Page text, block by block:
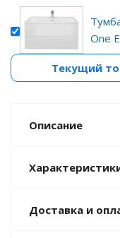
One
Текущий
Описание
Доставка и